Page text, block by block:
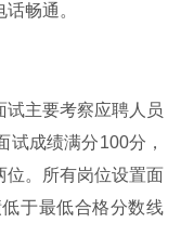
畅通。
试主要考察应聘人员
试成绩满分100分，
位。所有岗位设置面
于最低合格分数线